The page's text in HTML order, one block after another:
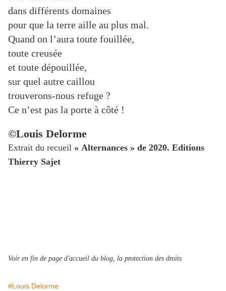
dans différents domaines
pour que la terre aille au plus mal.
Quand on l’aura toute fouillée,
toute creusée
et toute dépouillée,
sur quel autre caillou
trouverons-nous refuge ?
Ce n’est pas la porte à côté !
©Louis Delorme
Extrait du recueil « Alternances » de 2020. Editions
Thierry Sajet
Voir en fin de page d'accueil du blog, la protection des droits
#Louis Delorme